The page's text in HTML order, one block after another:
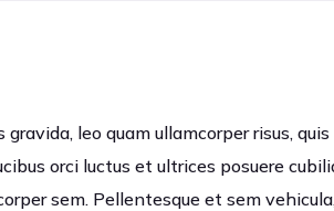
leo quam ullamcorper risus,
orci luctus et ultrices posuere
sem. Pellentesque et sem